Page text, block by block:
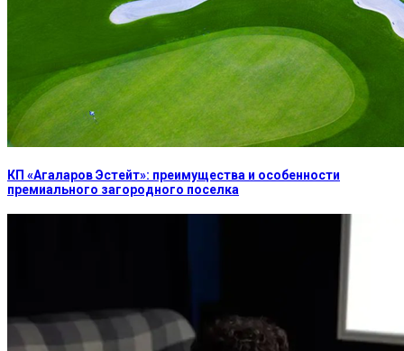
КП «Агаларов Эстейт»: преимущества и особенности
премиального загородного поселка